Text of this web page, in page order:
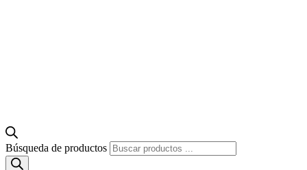
Búsqueda de productos